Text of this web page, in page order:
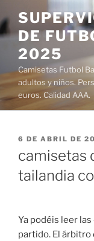
al
contenido
DE
2025
Camisetas Futbol
adultos y niños.
euros. Calidad AAA.
PUBLICADO
6 DE ABRIL DE
camisetas
tailandia
Ya podéis leer
partido. El árbitro